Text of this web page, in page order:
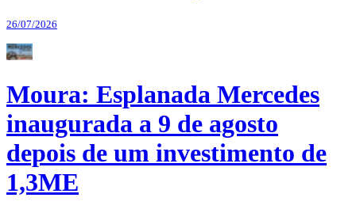
26/07/2026
Moura: Esplanada Mercedes
inaugurada a 9 de agosto
depois de um investimento de
1,3ME